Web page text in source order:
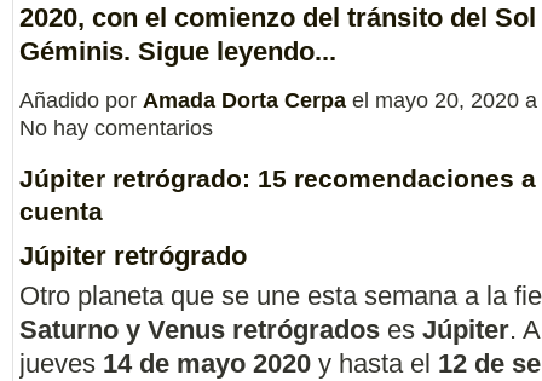
2020, con el comienzo del tránsito del Sol
Géminis. Sigue leyendo...
Añadido por Amada Dorta Cerpa el mayo 20, 2020
No hay comentarios
Júpiter retrógrado: 15 recomendaciones
cuenta
Júpiter retrógrado
Otro planeta que se une esta semana a la
Saturno y Venus retrógrados es Júpiter.
jueves 14 de mayo 2020 y hasta el 12 de